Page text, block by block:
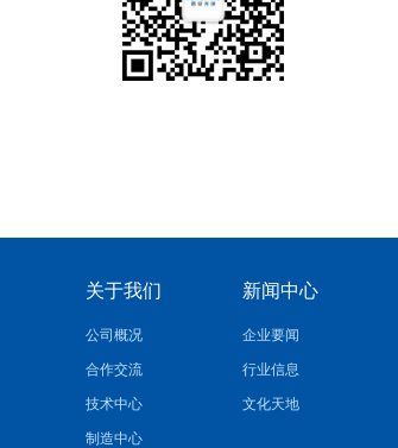
关于我们
公司概况
合作交流
技术中心
制造中心
新闻中心
企业要闻
行业信息
文化天地